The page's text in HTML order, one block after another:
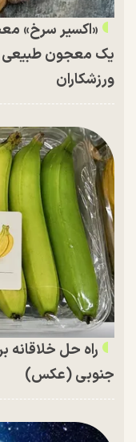
«اکسیر سرخ»
یک معجون طبیعی و
ورزشکاران
راه حل خلاقانه
جنوبی (عکس)